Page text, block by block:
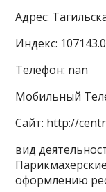
Адрес:
Индекс: 107143.0
Телефон: nan
Мобильный
Сайт: http://
вид
оформлению